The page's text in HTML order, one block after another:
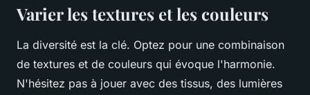
Varier les textures et les couleurs
La diversité est la clé. Optez pour une combinaison
de textures et de couleurs qui évoque l'harmonie.
N'hésitez pas à jouer avec des tissus, des lumières